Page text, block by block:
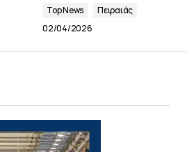
Top News
Πειραιάς
02/04/2026